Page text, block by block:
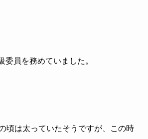
委員を務めていました。
頃は太っていたそうですが、この時